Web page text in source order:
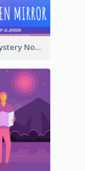
Fantasy Mystery Novel Book Cover